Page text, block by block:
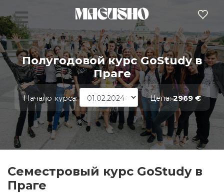
Полугодовой курс GoStudy в
Праге
Начало курса: Цена:2969 €
Семестровый курс GoStudy в
Праге